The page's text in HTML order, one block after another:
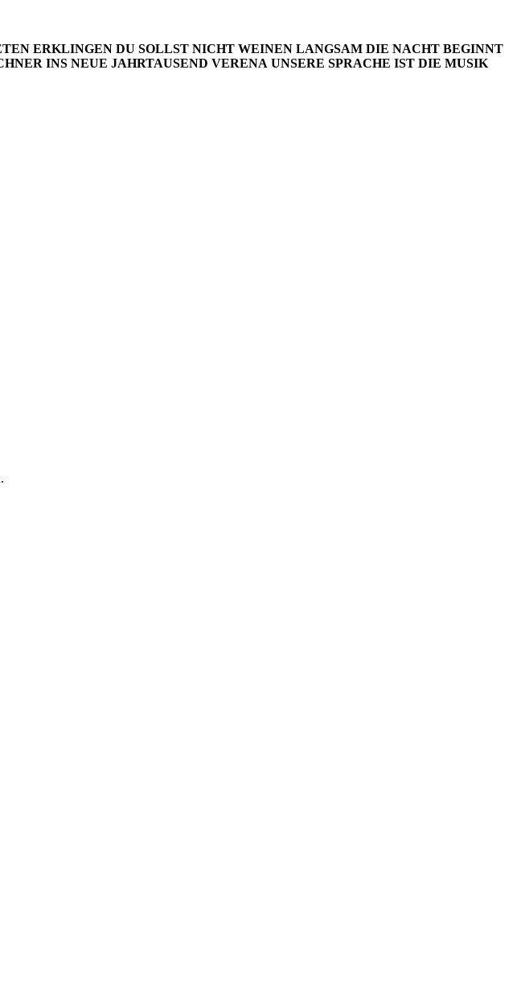
ERKLINGEN DU SOLLST NICHT WEINEN LANGSAM DIE NACHT BEGINNT
INS NEUE JAHRTAUSEND VERENA UNSERE SPRACHE IST DIE MUSIK